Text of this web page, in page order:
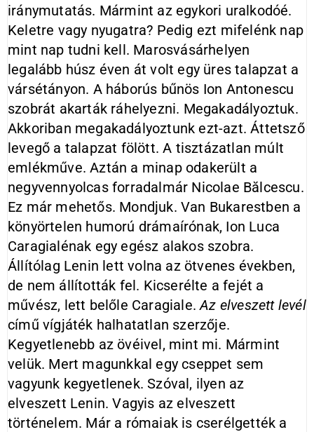
iránymutatás. Mármint az egykori uralkodóé.
Keletre vagy nyugatra? Pedig ezt mifelénk nap
mint nap tudni kell. Marosvásárhelyen
legalább húsz éven át volt egy üres talapzat a
vársétányon. A háborús bűnös Ion Antonescu
szobrát akarták ráhelyezni. Megakadályoztuk.
Akkoriban megakadályoztunk ezt-azt. Áttetsző
levegő a talapzat fölött. A tisztázatlan múlt
emlékműve. Aztán a minap odakerült a
negyvennyolcas forradalmár Nicolae Bălcescu.
Ez már mehetős. Mondjuk. Van Bukarestben a
könyörtelen humorú drámaírónak, Ion Luca
Caragialénak egy egész alakos szobra.
Állítólag Lenin lett volna az ötvenes években,
de nem állították fel. Kicserélte a fejét a
művész, lett belőle Caragiale.Az elveszett levél
című vígjáték halhatatlan szerzője.
Kegyetlenebb az övéivel, mint mi. Mármint
velük. Mert magunkkal egy cseppet sem
vagyunk kegyetlenek. Szóval, ilyen az
elveszett Lenin. Vagyis az elveszett
történelem. Már a rómaiak is cserélgették a